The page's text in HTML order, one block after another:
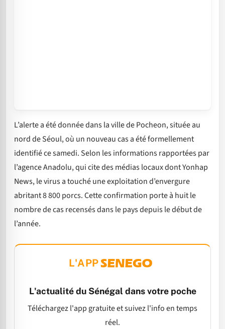
L’alerte a été donnée dans la ville de Pocheon, située au
nord de Séoul, où un nouveau cas a été formellement
identifié ce samedi. Selon les informations rapportées par
l’agence Anadolu, qui cite des médias locaux dont Yonhap
News, le virus a touché une exploitation d’envergure
abritant 8 800 porcs. Cette confirmation porte à huit le
nombre de cas recensés dans le pays depuis le début de
l’année.
L'APP
L'actualité du Sénégal dans votre poche
Téléchargez l'app gratuite et suivez l'info en temps
réel.